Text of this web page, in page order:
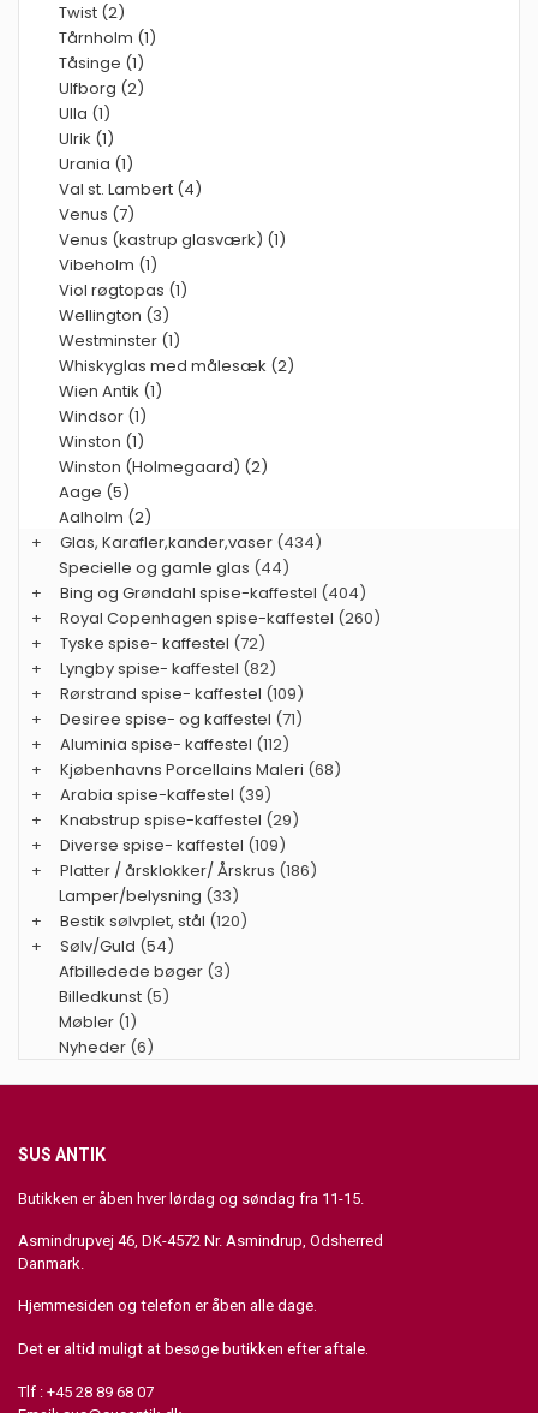
Twist (2)
Tårnholm (1)
Tåsinge (1)
Ulfborg (2)
Ulla (1)
Ulrik (1)
Urania (1)
Val st. Lambert (4)
Venus (7)
Venus (kastrup glasværk) (1)
Vibeholm (1)
Viol røgtopas (1)
Wellington (3)
Westminster (1)
Whiskyglas med målesæk (2)
Wien Antik (1)
Windsor (1)
Winston (1)
Winston (Holmegaard) (2)
Aage (5)
Aalholm (2)
+
Glas, Karafler,kander,vaser (434)
Specielle og gamle glas (44)
+
Bing og Grøndahl spise-kaffestel (404)
+
Royal Copenhagen spise-kaffestel (260)
+
Tyske spise- kaffestel (72)
+
Lyngby spise- kaffestel (82)
+
Rørstrand spise- kaffestel (109)
+
Desiree spise- og kaffestel (71)
+
Aluminia spise- kaffestel (112)
+
Kjøbenhavns Porcellains Maleri (68)
+
Arabia spise-kaffestel (39)
+
Knabstrup spise-kaffestel (29)
+
Diverse spise- kaffestel (109)
+
Platter / årsklokker/ Årskrus (186)
Lamper/belysning (33)
+
Bestik sølvplet, stål (120)
+
Sølv/Guld (54)
Afbilledede bøger (3)
Billedkunst (5)
Møbler (1)
Nyheder (6)
SUS ANTIK
Butikken er åben hver lørdag og søndag fra 11-15.
Asmindrupvej 46, DK-4572 Nr. Asmindrup, Odsherred
Danmark.
Hjemmesiden og telefon er åben alle dage.
Det er altid muligt at besøge butikken efter aftale.
Tlf : +45 28 89 68 07